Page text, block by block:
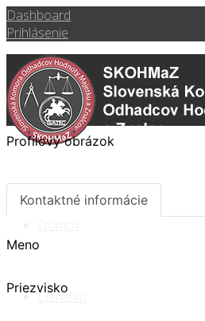
Dashboard
Prihlásenie
Členstvo
Profilový obrázok
Kontaktné informácie
Meno
Priezvisko